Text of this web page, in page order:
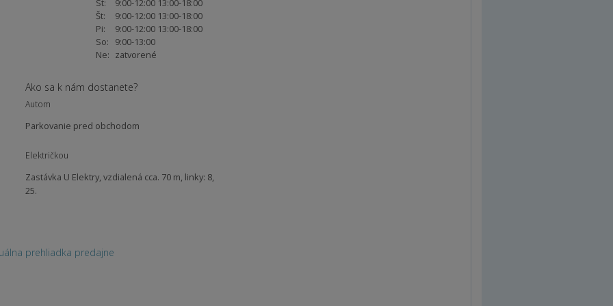
St:
9:00-12:00 13:00-18:00
Št:
9:00-12:00 13:00-18:00
Pi:
9:00-12:00 13:00-18:00
So:
9:00-13:00
Ne: zatvorené
Ako sa k nám dostanete?
Autom
Parkovanie pred obchodom
Električkou
Zastávka U Elektry, vzdialená cca. 70 m, linky: 8,
25.
prehliadka predajne